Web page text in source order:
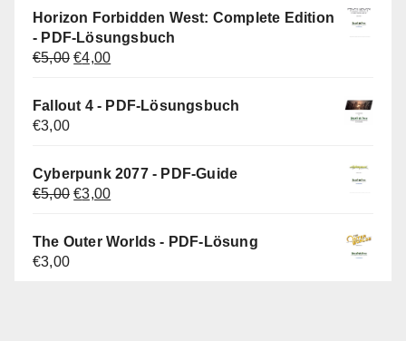
war:
€5,00
ist:
€3,00.
Horizon Forbidden West: Complete Edition
- PDF-Lösungsbuch
€5,00 Ursprünglicher
war:
€4,00Aktueller
ist:
Fallout 4 - PDF-Lösungsbuch
€3,00
Cyberpunk 2077 - PDF-Guide
€5,00 Ursprünglicher
€3,00Aktueller
ist:
The Outer Worlds - PDF-Lösung
€3,00